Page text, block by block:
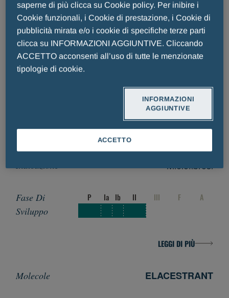
P Ia Ib II III F
LEGGI DI PIÙ
TAGRAXOFUSP
Targeted Biologic (CD123)
Mielofibrosi
P Ia Ib II III F A
LEGGI DI PIÙ
ELACESTRANT
saperne di più clicca su Cookie policy. Per inibire i
Cookie funzionali, i Cookie di prestazione, i Cookie di
pubblicità mirata e/o i cookie di specifiche terze parti
clicca su INFORMAZIONI AGGIUNTIVE. Cliccando
ACCETTO acconsenti all’uso di tutte le menzionate
tipologie di cookie.
INFORMAZIONI
AGGIUNTIVE
ACCETTO